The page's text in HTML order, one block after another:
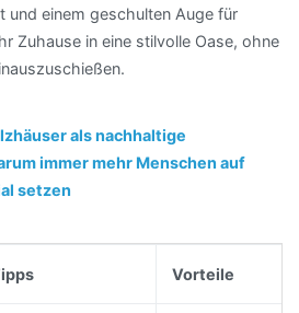
und einem geschulten Auge für
Zuhause in eine stilvolle Oase, ohne
als nachhaltige
immer mehr Menschen auf
setzen
Vorteile